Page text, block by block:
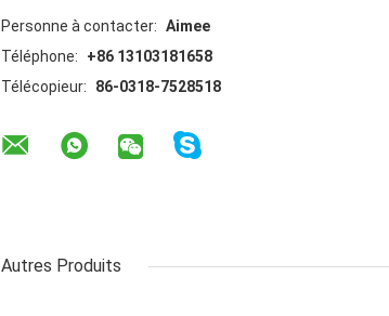
Personne à contacter: Aimee
Téléphone:
+86 13103181658
Télécopieur:
86-0318-7528518
Autres Produits